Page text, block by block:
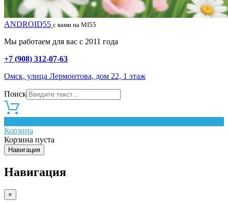
ANDROID55 с вами на MI55
Мы работаем для вас с 2011 года
+7 (908) 312-07-63
Омск, улица Лермонтова, дом 22, 1 этаж
Поиск
Корзина
Корзина пуста
Навигация
Навигация
×